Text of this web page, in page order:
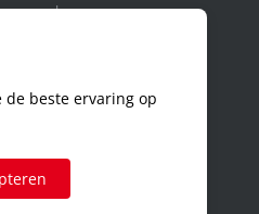
ivm privacy
de beste ervaring op